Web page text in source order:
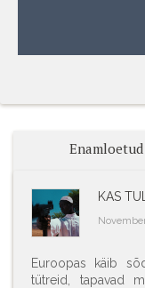
Enamloetud
KAS
Euroopas käib
tütreid, tapavad